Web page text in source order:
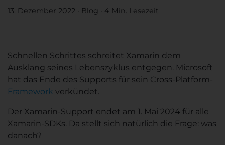
13. Dezember 2022 · Blog · 4 Min. Lesezeit
Schnellen Schrittes schreitet Xamarin dem
Ausklang seines Lebenszyklus entgegen. Microsoft
hat das Ende des Supports für sein Cross-Platform-
Framework verkündet.
Der Xamarin-Support endet am 1. Mai 2024 für alle
Xamarin-SDKs. Da stellt sich natürlich die Frage: was
danach?